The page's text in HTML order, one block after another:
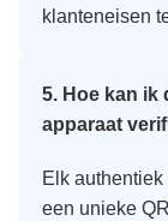
klanteneisen
5. Hoe kan ik
apparaat
Elk
een unieke